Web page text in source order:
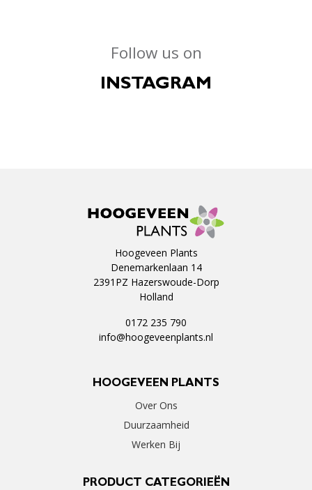
Follow us on
INSTAGRAM
Hoogeveen Plants
Denemarkenlaan 14
2391PZ Hazerswoude-Dorp
Holland
0172 235 790
info@hoogeveenplants.nl
HOOGEVEEN PLANTS
Over Ons
Duurzaamheid
Werken Bij
PRODUCT CATEGORIEËN